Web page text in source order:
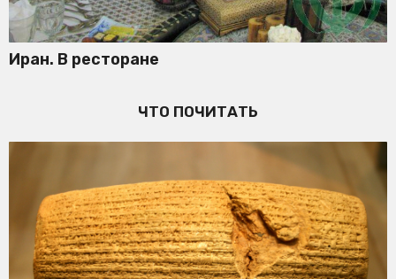
Иран. В ресторане
ЧТО ПОЧИТАТЬ